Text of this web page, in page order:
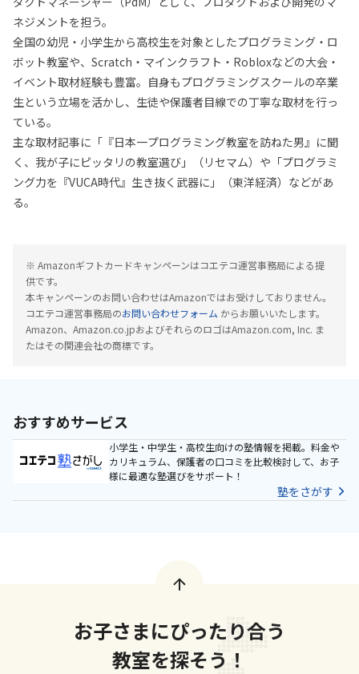
ネジメントを担う。
全国の幼児・小学生から高校生を対象としたプログラミング・ロ
ボット教室や、Scratch・マインクラフト・Robloxなどの大会・
イベント取材経験も豊富。自身もプログラミングスクールの卒業
生という立場を活かし、生徒や保護者目線での丁寧な取材を行っ
ている。
主な取材記事に「『日本一プログラミング教室を訪ねた男』に聞
く、我が子にピッタリの教室選び」（リセマム）や「プログラミ
ング力を『VUCA時代』生き抜く武器に」（東洋経済）などがあ
る。
※ Amazonギフトカードキャンペーンはコエテコ運営事務局による提
供です。
本キャンペーンのお問い合わせはAmazonではお受けしておりません。
コエテコ運営事務局のお問い合わせフォーム からお願いいたします。
Amazon、Amazon.co.jpおよびそれらのロゴはAmazon.com, Inc. ま
たはその関連会社の商標です。
おすすめサービス
小学生・中学生・高校生向けの塾情報を掲載。料金や
カリキュラム、保護者の口コミを比較検討して、お子
様に最適な塾選びをサポート！
塾をさがす
お子さまにぴったり合う
教室を探そう！